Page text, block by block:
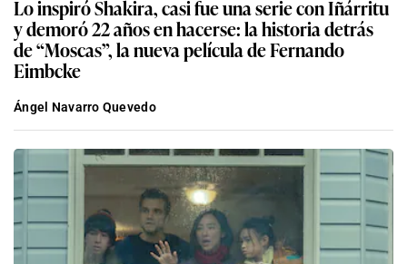
Lo inspiró Shakira, casi fue una serie con Iñárritu
y demoró 22 años en hacerse: la historia detrás
de “Moscas”, la nueva película de Fernando
Eimbcke
Ángel Navarro Quevedo